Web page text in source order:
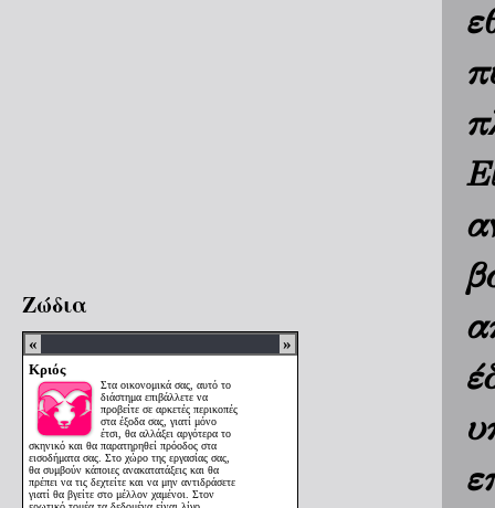
Ζώδια